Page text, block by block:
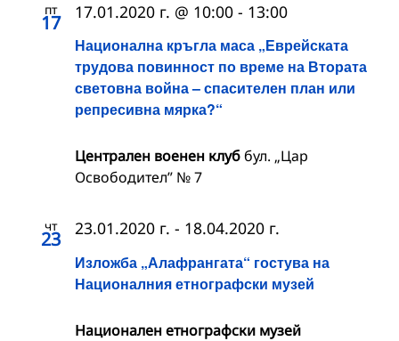
пт
17
Национална кръгла маса „Еврейската
трудова повинност по време на Втората
световна война – спасителен план или
репресивна мярка?“
17.01.2020 г. @ 10:00 - 13:00
Централен военен клуббул. „Цар
Освободител” № 7
чт
23
Изложба „Алафрангата“ гостува на
Националния етнографски музей
23.01.2020 г. - 18.04.2020 г.
Националeн етнографски музей